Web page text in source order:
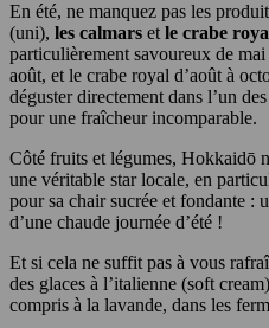
En été, ne manquez pas les
(uni), les calmars etle crabe
particulièrement savoureux de
août, et le crabe royal d’août à
déguster directement dans l’un
pour une fraîcheur incomparable.
Côté fruits et légumes, Hokkaidō
une véritable star locale, en
pour sa chair sucrée et fondante :
d’une chaude journée d’été !
Et si cela ne suffit pas à vous
des glaces à l’italienne (soft
compris à la lavande, dans les